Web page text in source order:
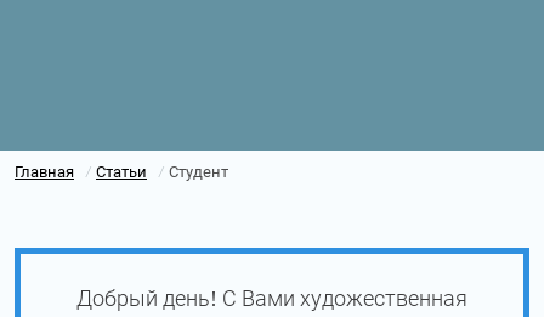
Главная / Статьи / Студент
Добрый день! С Вами художественная